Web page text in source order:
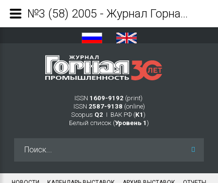
ISSN 1609-9192 (print)
ISSN 2587-9138 (online)
Scopus Q2 Ι ВАК РФ (K1 )
Белый список (Уровень 1 )
№3 (58) 2005 - Журнал Горная промышленность